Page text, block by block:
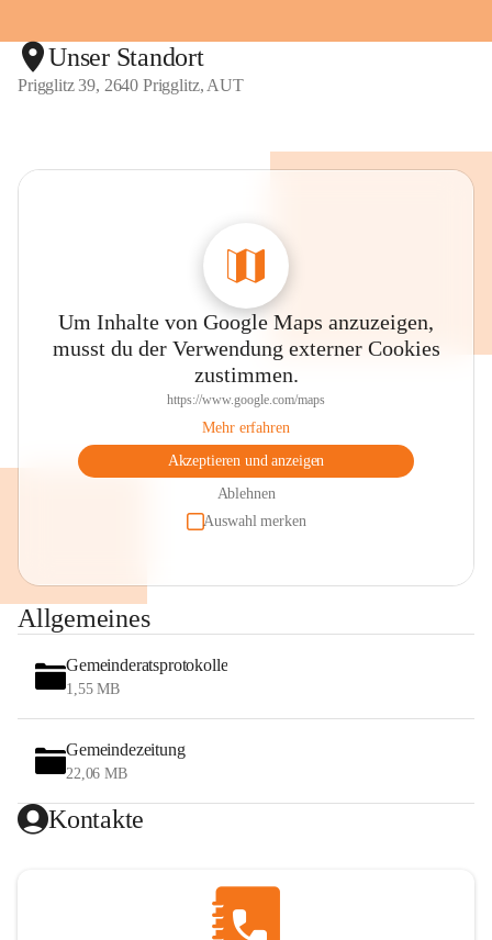
Unser Standort
Prigglitz 39, 2640 Prigglitz, AUT
Um Inhalte von Google Maps anzuzeigen,
musst du der Verwendung externer Cookies
zustimmen.
https://www.google.com/maps
Mehr erfahren
Akzeptieren und anzeigen
Ablehnen
Auswahl merken
Allgemeines
Gemeinderatsprotokolle
1,55 MB
Gemeindezeitung
22,06 MB
Kontakte